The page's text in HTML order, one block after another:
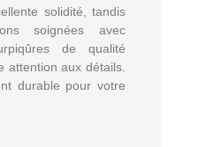
solidité, tandis
soignées avec
de qualité
attention aux détails.
durable pour votre